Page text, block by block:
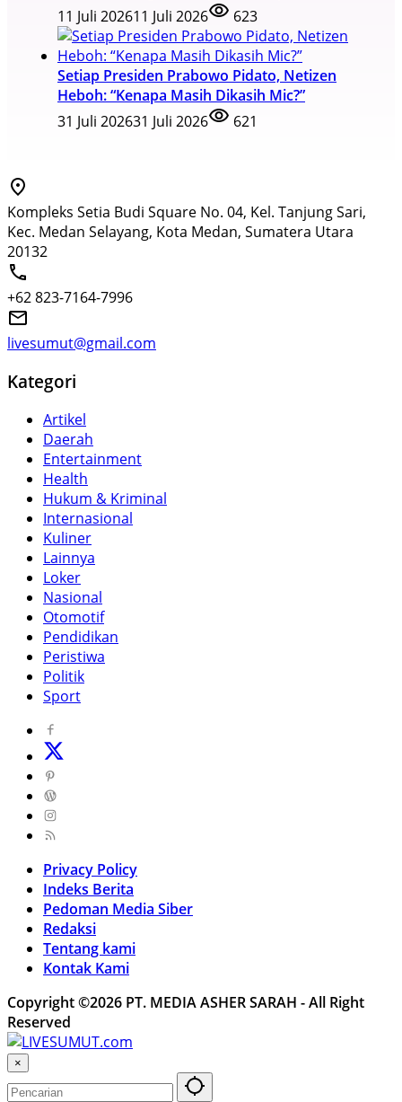
11 Juli 202611 Juli 2026 623
Setiap Presiden Prabowo Pidato, Netizen
Heboh: “Kenapa Masih Dikasih Mic?”
31 Juli 202631 Juli 2026 621
Kompleks Setia Budi Square No. 04, Kel. Tanjung Sari,
Kec. Medan Selayang, Kota Medan, Sumatera Utara
20132
+62 823-7164-7996
livesumut@gmail.com
Kategori
Artikel
Daerah
Entertainment
Health
Hukum & Kriminal
Internasional
Kuliner
Lainnya
Loker
Nasional
Otomotif
Pendidikan
Peristiwa
Politik
Sport
Privacy Policy
Indeks Berita
Pedoman Media Siber
Redaksi
Tentang kami
Kontak Kami
Copyright ©2026 PT. MEDIA ASHER SARAH - All Right
Reserved
×